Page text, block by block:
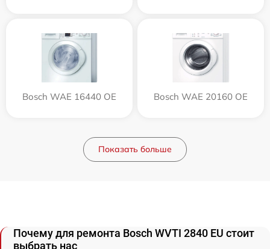
Bosch WAE 16440 OE Bosch WAE 20160 OE
Показать больше
Почему для ремонта Bosch WVTI 2840 EU стоит
выбрать нас